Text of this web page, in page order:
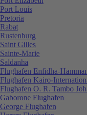
Port Louis
Pretoria
Rabat
Rustenburg
Saint Gilles
Sainte-Marie
Saldanha
Flughafen Enfidha-
Flughafen Kairo-
Flughafen O. R. Tambo
Gaborone Flughafen
George Flughafen